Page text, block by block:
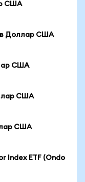
США
в Доллар США
США
США
США
Index ETF (Ondo